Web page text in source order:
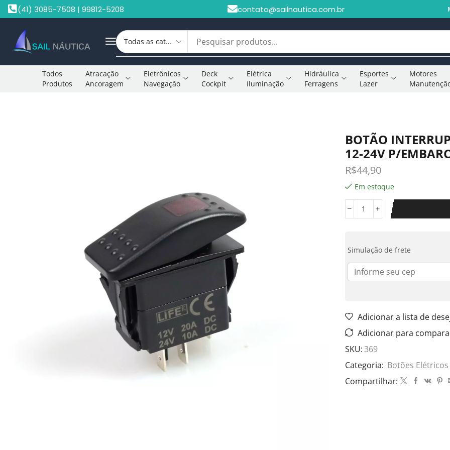
(41) 3085-7508 | 99812-5208 contato@sailnautica.com.br
Todos
Produtos
Atracação
Ancoragem
Eletrônicos
Navegação
Deck
Cockpit
Elétrica
Iluminação
Hidráulica
Ferragens
Esportes
Lazer
Motores
BOTÃO
12-24V P/
R$44,90
Em estoque
Simulação de frete
Adicionar a lista de
Adicionar para
SKU:369
Categoria: Botões Elétricos
Compartilhar: